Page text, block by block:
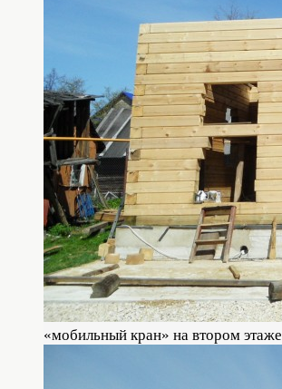
«мобильный кран» на втором этаже